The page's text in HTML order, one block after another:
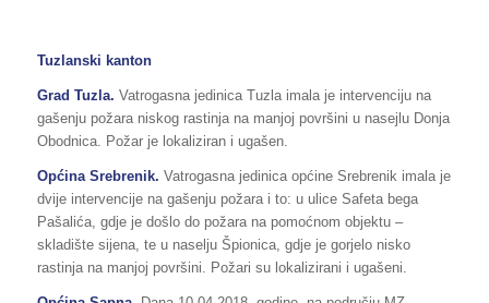
Tuzlanski kanton
Grad Tuzla. Vatrogasna jedinica Tuzla imala je intervenciju na
gašenju požara niskog rastinja na manjoj površini u nasejlu Donja
Obodnica. Požar je lokaliziran i ugašen.
Općina Srebrenik. Vatrogasna jedinica općine Srebrenik imala je
dvije intervencije na gašenju požara i to: u ulice Safeta bega
Pašalića, gdje je došlo do požara na pomoćnom objektu –
skladište sijena, te u naselju Špionica, gdje je gorjelo nisko
rastinja na manjoj površini. Požari su lokalizirani i ugašeni.